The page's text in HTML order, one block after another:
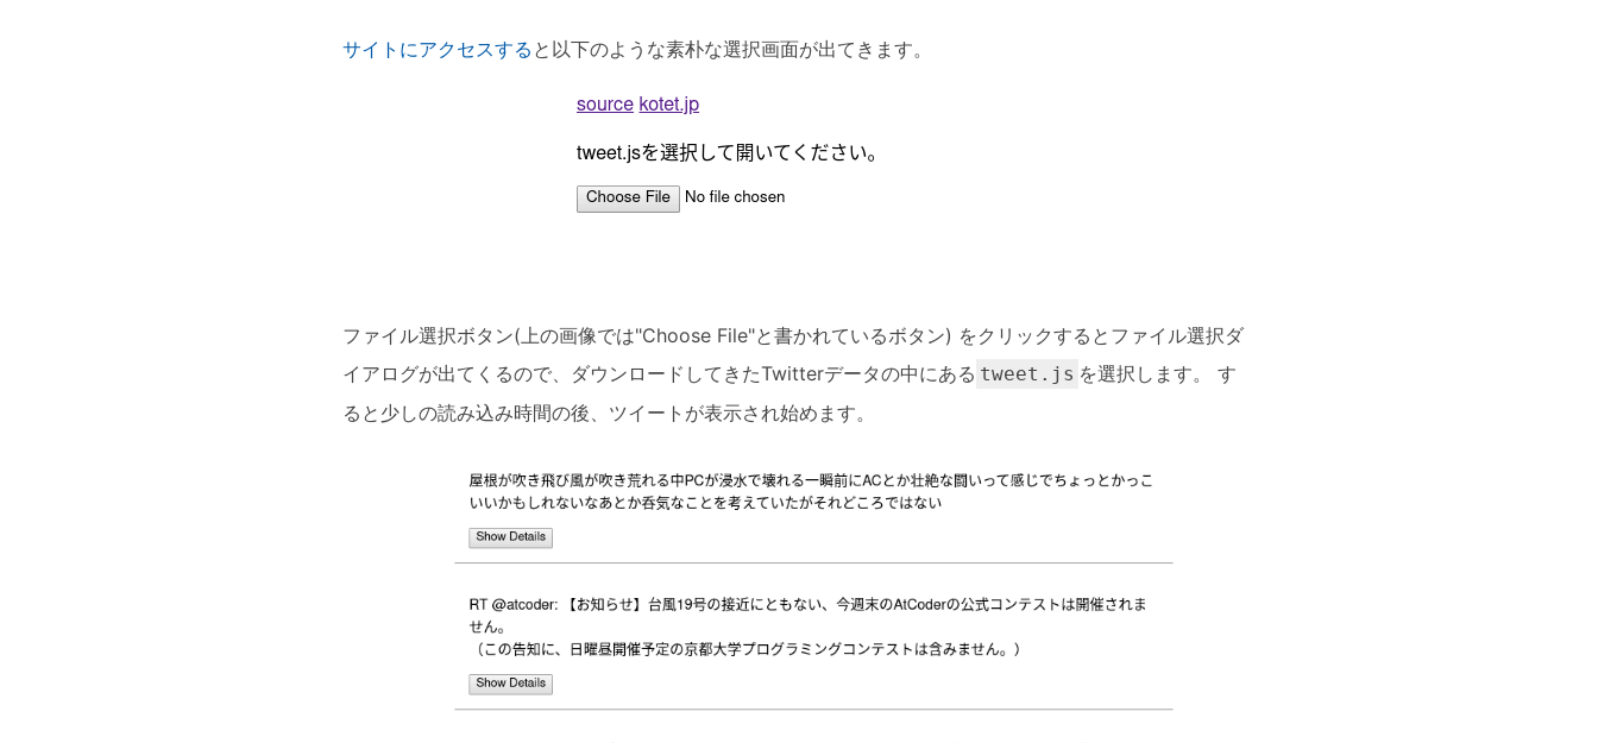
サイトにアクセスする と以下のような素朴な選択画面が出てきます。
ファイル選択ボタン(上の画像では"Choose File"と書かれているボタン) をクリックするとファイル選択ダ
イアログが出てくるので、ダウンロードしてきたTwitterデータの中にある tweet.js を選択します。 す
ると少しの読み込み時間の後、ツイートが表示され始めます。